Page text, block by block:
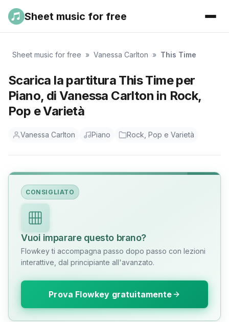
Sheet music for free
Sheet music for free » Vanessa Carlton » This Time
Scarica la partitura This Time per
Piano, di Vanessa Carlton in Rock,
Pop e Varietà
Vanessa Carlton Piano Rock, Pop e Varietà
CONSIGLIATO
Vuoi imparare questo brano?
Flowkey ti accompagna passo dopo passo con lezioni
interattive, dal principiante all'avanzato.
Prova Flowkey gratuitamente